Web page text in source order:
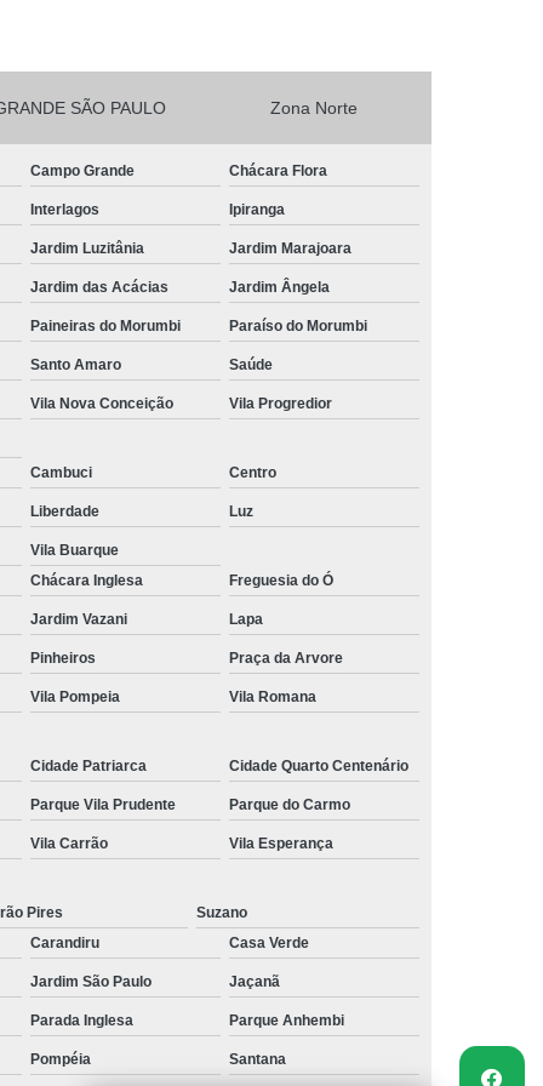
para Festa São João Climaco
Salgadinhos para Aniversário Infantil Sacomã
de Aniversario Pq Bristol
Perto de Mim Vila Liviero
Festa São João Climaco
para Festas São Caetano
Festa Heliópolis
Kit Salgado para Festa
Salgado para Festa Congelado
Infantil
Salgado para Festa de Casamento
Salgado para Festa Encomenda
Salgado para Festa para 30 Pessoas
SÃO PAULO Zona Norte
Campo Grande Chácara Flora
Interlagos Ipiranga
Jardim Luzitânia Jardim Marajoara
Jardim das Acácias Jardim Ângela
Paineiras do Morumbi Paraíso do Morumbi
Santo Amaro Saúde
Vila Nova Conceição Vila Progredior
Cambuci Centro
Liberdade Luz
Vila Buarque
Chácara Inglesa Freguesia do Ó
Jardim Vazani Lapa
Pinheiros Praça da Arvore
Vila Pompeia Vila Romana
Cidade Patriarca Cidade Quarto Centenário
Parque Vila Prudente Parque do Carmo
Vila Carrão Vila Esperança
Pires
Suzano
Carandiru Casa Verde
Jardim São Paulo Jaçanã
Parada Inglesa Parque Anhembi
Pompéia Santana